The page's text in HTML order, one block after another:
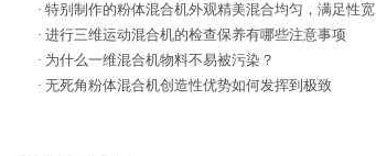
· 特别制作的粉体混合机外观精美混合均匀，满足性宽
· 进行三维运动混合机的检查保养有哪些注意事项
· 为什么一维混合机物料不易被污染？
· 无死角粉体混合机创造性优势如何发挥到极致